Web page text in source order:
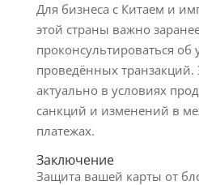
Для бизнеса с Китаем и
этой страны важно
проконсультироваться об
проведённых транзакций.
актуально в условиях
санкций и изменений в
платежах.
Заключение
Защита вашей карты от